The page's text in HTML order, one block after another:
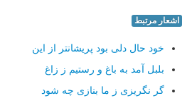
اشعار مرتبط
خود حال دلی بود پریشانتر از این
بلبل آمد به باغ و رستیم ز زاغ
گر نگریزی ز ما بنازی چه شود